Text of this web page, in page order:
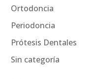
Ortodoncia
Periodoncia
Prótesis Dentales
Sin categoría